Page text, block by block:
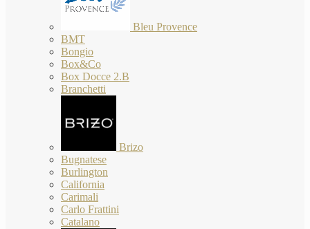
Bleu Provence
BMT
Bongio
Box&Co
Box Docce 2.B
Branchetti
Brizo
Bugnatese
Burlington
California
Carimali
Carlo Frattini
Catalano